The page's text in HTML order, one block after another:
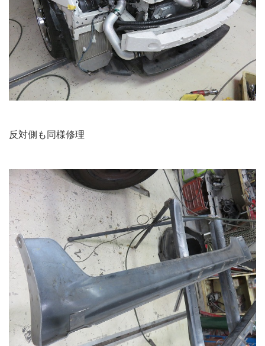
反対側も同様修理